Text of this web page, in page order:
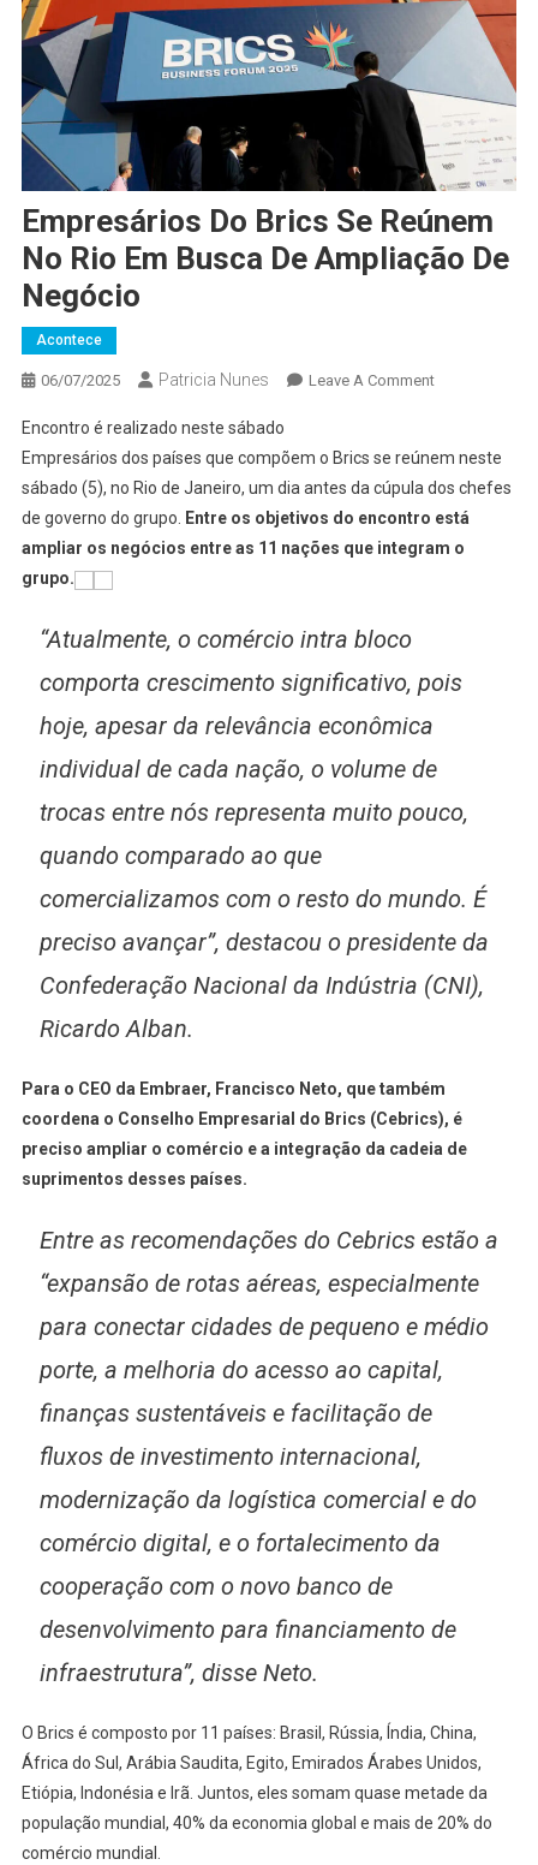
Empresários Do Brics Se Reúnem
No Rio Em Busca De Ampliação De
Negócio
Acontece
06/07/2025 Patricia Nunes Leave A CommentOn
Brics
Se
Reúnem
No
Ampliação
Encontro é realizado neste sábado
Empresários dos países que compõem o Brics se reúnem neste
sábado (5), no Rio de Janeiro, um dia antes da cúpula dos chefes
de governo do grupo. Entre os objetivos do encontro está
ampliar os negócios entre as 11 nações que integram o
grupo.
“Atualmente, o comércio intra bloco
comporta crescimento significativo, pois
hoje, apesar da relevância econômica
individual de cada nação, o volume de
trocas entre nós representa muito pouco,
quando comparado ao que
comercializamos com o resto do mundo. É
preciso avançar”, destacou o presidente da
Confederação Nacional da Indústria (CNI),
Ricardo Alban.
Para o CEO da Embraer, Francisco Neto, que também
coordena o Conselho Empresarial do Brics (Cebrics), é
preciso ampliar o comércio e a integração da cadeia de
suprimentos desses países.
Entre as recomendações do Cebrics estão a
“expansão de rotas aéreas, especialmente
para conectar cidades de pequeno e médio
porte, a melhoria do acesso ao capital,
finanças sustentáveis e facilitação de
fluxos de investimento internacional,
modernização da logística comercial e do
comércio digital, e o fortalecimento da
cooperação com o novo banco de
desenvolvimento para financiamento de
infraestrutura”, disse Neto.
O Brics é composto por 11 países: Brasil, Rússia, Índia, China,
África do Sul, Arábia Saudita, Egito, Emirados Árabes Unidos,
Etiópia, Indonésia e Irã. Juntos, eles somam quase metade da
população mundial, 40% da economia global e mais de 20% do
comércio mundial.